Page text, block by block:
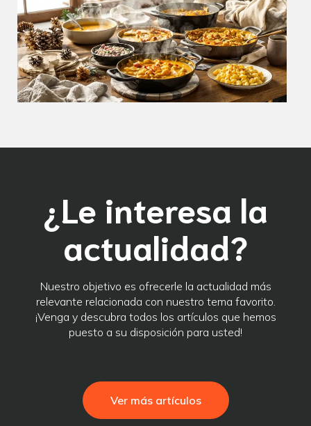
¿Le interesa la
actualidad?
Nuestro objetivo es ofrecerle la actualidad más
relevante relacionada con nuestro tema favorito.
¡Venga y descubra todos los artículos que hemos
puesto a su disposición para usted!
Ver más artículos